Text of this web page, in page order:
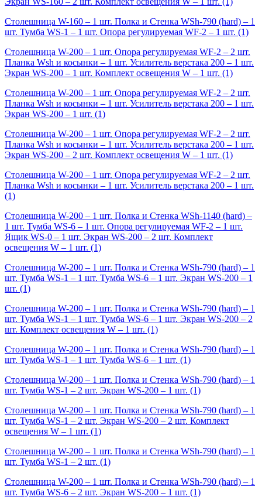
Столешница W-160 – 1 шт. Полка и Стенка WSh-790 (hard) – 1
шт. Тумба WS-1 – 1 шт. Опора регулируемая WF-2 – 1 шт. (1)
Столешница W-200 – 1 шт. Опора регулируемая WF-2 – 2 шт.
Планка Wsh и косынки – 1 шт. Усилитель верстака 200 – 1 шт.
Экран WS-200 – 1 шт. Комплект освещения W – 1 шт. (1)
Столешница W-200 – 1 шт. Опора регулируемая WF-2 – 2 шт.
Планка Wsh и косынки – 1 шт. Усилитель верстака 200 – 1 шт.
Экран WS-200 – 1 шт. (1)
Столешница W-200 – 1 шт. Опора регулируемая WF-2 – 2 шт.
Планка Wsh и косынки – 1 шт. Усилитель верстака 200 – 1 шт.
Экран WS-200 – 2 шт. Комплект освещения W – 1 шт. (1)
Столешница W-200 – 1 шт. Опора регулируемая WF-2 – 2 шт.
Планка Wsh и косынки – 1 шт. Усилитель верстака 200 – 1 шт.
(1)
Столешница W-200 – 1 шт. Полка и Стенка WSh-1140 (hard) –
1 шт. Тумба WS-6 – 1 шт. Опора регулируемая WF-2 – 1 шт.
Ящик WS-0 – 1 шт. Экран WS-200 – 2 шт. Комплект
освещения W – 1 шт. (1)
Столешница W-200 – 1 шт. Полка и Стенка WSh-790 (hard) – 1
шт. Тумба WS-1 – 1 шт. Тумба WS-6 – 1 шт. Экран WS-200 – 1
шт. (1)
Столешница W-200 – 1 шт. Полка и Стенка WSh-790 (hard) – 1
шт. Тумба WS-1 – 1 шт. Тумба WS-6 – 1 шт. Экран WS-200 – 2
шт. Комплект освещения W – 1 шт. (1)
Столешница W-200 – 1 шт. Полка и Стенка WSh-790 (hard) – 1
шт. Тумба WS-1 – 1 шт. Тумба WS-6 – 1 шт. (1)
Столешница W-200 – 1 шт. Полка и Стенка WSh-790 (hard) – 1
шт. Тумба WS-1 – 2 шт. Экран WS-200 – 1 шт. (1)
Столешница W-200 – 1 шт. Полка и Стенка WSh-790 (hard) – 1
шт. Тумба WS-1 – 2 шт. Экран WS-200 – 2 шт. Комплект
освещения W – 1 шт. (1)
Столешница W-200 – 1 шт. Полка и Стенка WSh-790 (hard) – 1
шт. Тумба WS-1 – 2 шт. (1)
Столешница W-200 – 1 шт. Полка и Стенка WSh-790 (hard) – 1
шт. Тумба WS-6 – 2 шт. Экран WS-200 – 1 шт. (1)